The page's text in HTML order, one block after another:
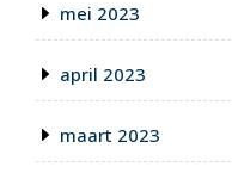
mei 2023
april 2023
maart 2023